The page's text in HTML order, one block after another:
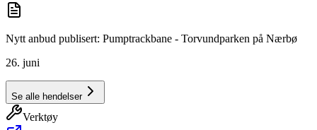
Nytt anbud publisert: Pumptrackbane - Torvundparken på Nærbø
26. juni
Se alle hendelser
Verktøy